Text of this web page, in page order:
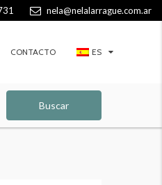
nela@nelalarrague.com.ar
CONTACTO ES
Buscar